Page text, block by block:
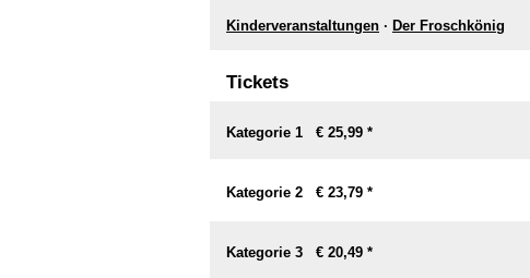
Kinderveranstaltungen · Der Froschkönig
Tickets
Kategorie 1 € 25,99 *
Kategorie 2 € 23,79 *
Kategorie 3 € 20,49 *